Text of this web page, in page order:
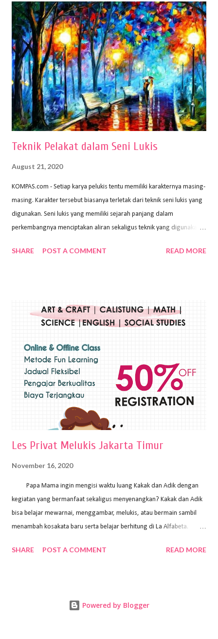
memiliki spesifikasi berbeda sesuai jenisnya. Berikut peralatan
menggambar bentuk: 1. Kertas Gambar Kegiatan menggambar
membutuhkan kertas yang baik agar proses pembuatan gambar lebih
nyaman dan maksimal. Bahan kertas yang baik salah satu syaratnya
adalah tidak mudah sobek, mengingat menggambar merupakan
proses menggores dan menghapus. Kertas adalah bahan yang paling
ideal digunakan untuk menggambar. Dalam menggambar
menggunakan pen...
Teknik Pelakat dalam Seni Lukis
August 21, 2020
KOMPAS.com - Setiap karya pelukis tentu memiliki karakternya masing-
masing. Karakter tersebut biasanya terletak dari teknik seni lukis yang
digunakan. Seni lukis yang memiliki sejarah panjang dalam
perkembangnya menciptakan aliran sekaligus teknik yang digunakan.
Wayan Kun Adnyana, teknik yang berbeda tentunya akan
menggunakan bahan dasar cat air, cat akrilik, atau cat minyak dengan
sapuan warna cat yang tebal. Dengan memberikan sapuan warna
pelukis untuk menghasilkan lukisan yang mempesona dan tentunya
bernilai tinggi. Ciri teknik plakat Ciri-ciri teknik plakat, yaitu: Sapuan
warna yang kental dan tebal. Hasil lukisan menutupi seluruh bagian
medianya Mem...
SHARE POST A COMMENT READ MORE
Les Privat Melukis Jakarta Timur
November 16, 2020
Papa Mama ingin mengisi waktu luang Kakak dan Adik dengan
kegiatan yang bermanfaat sekaligus menyenangkan? Kakak dan Adik
bisa belajar mewarnai, menggambar, melukis, atau bermain sambil
menambah kosakata baru serta belajar berhitung di La Alfabeta.
kok untuk mengajar dengan metode yang fun, La Alfabeta
Alfabeta. ⁣⁣⁣⁣Ada pilihan online class maupun offline class lho! Cek
SHARE POST A COMMENT READ MORE
Powered by Blogger